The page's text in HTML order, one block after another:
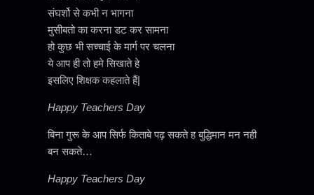
संघर्शो से कभी न भागना
मुसीबतो का करना डट कर सामना
हो कुछ भी सच्चाई के मार्ग पर चलना
ये आप ही तो हमे सिखाते हे
इसलिए शिक्षक कहलाते हैं|
Happy Teachers Day
बिना गुरू के आप सिर्फ किताबे पढ़ सकते ह बुद्धिमान मन नही
बन सकते…
Happy Teachers Day